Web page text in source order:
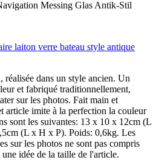
laiton verre bateau style antique
dans un style ancien. Un
et fabriqué traditionnellement,
sur les photos. Fait main et
article imite à la perfection la couleur
sont les suivantes: 13 x 10 x 12cm (L
(L x H x P). Poids: 0,6kg. Les
sur les photos ne sont pas compris
idée de la taille de l'article.